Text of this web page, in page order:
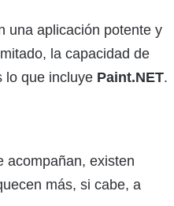
una aplicación potente y
la capacidad de
lo que incluye Paint.NET.
acompañan, existen
más, si cabe, a